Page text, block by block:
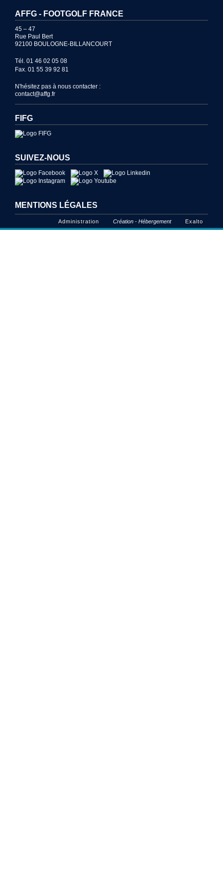
AFFG - FOOTGOLF FRANCE
45 – 47
Rue Paul Bert
92100 BOULOGNE-BILLANCOURT
Tél. 01 46 02 05 08
Fax. 01 55 39 92 81
N'hésitez pas à nous contacter :
contact@affg.fr
FIFG
SUIVEZ-NOUS
MENTIONS LÉGALES
Administration Création - Hébergement Exalto